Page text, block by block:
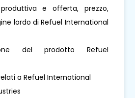
e offerta, prezzo,
lordo di Refuel International
del prodotto Refuel
a Refuel International